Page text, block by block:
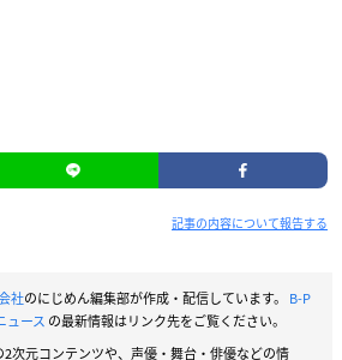
記事の内容について報告する
社のにじめん編集部が作成・配信しています。 B-P
ュース の最新情報はリンク先をご覧ください。
次元コンテンツや、声優・舞台・俳優などの情